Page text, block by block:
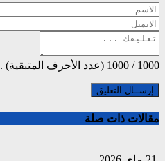
1000
/
1000 (عدد الأحرف المتبقية) .
مقالات ذات صلة